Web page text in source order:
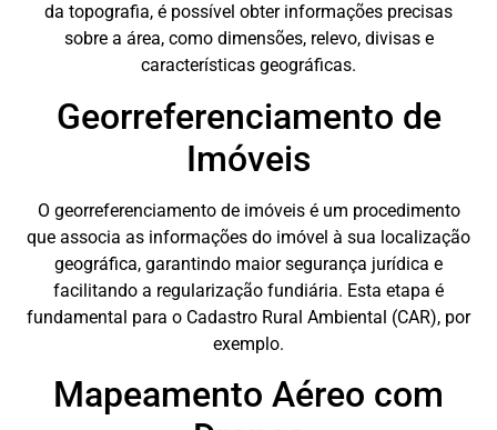
da topografia, é possível obter informações precisas
sobre a área, como dimensões, relevo, divisas e
características geográficas.
Georreferenciamento de
Imóveis
O georreferenciamento de imóveis é um procedimento
que associa as informações do imóvel à sua localização
geográfica, garantindo maior segurança jurídica e
facilitando a regularização fundiária. Esta etapa é
fundamental para o Cadastro Rural Ambiental (CAR), por
exemplo.
Mapeamento Aéreo com